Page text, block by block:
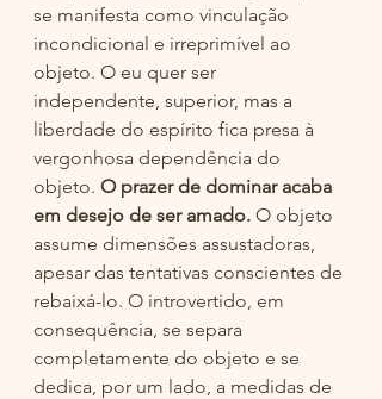
se manifesta como vinculação
incondicional e irreprimível ao
objeto. O eu quer ser
independente, superior, mas a
liberdade do espírito fica presa à
vergonhosa dependência do
objeto. O prazer de dominar acaba
em desejo de ser amado. O objeto
assume dimensões assustadoras,
apesar das tentativas conscientes de
rebaixá-lo. O introvertido, em
consequência, se separa
completamente do objeto e se
dedica, por um lado, a medidas de